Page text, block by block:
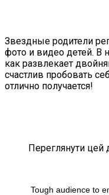
Звездные родители
фото и видео детей. В
как развлекает
счастлив пробовать
отлично получается!
Переглянути цей
Tough audience to